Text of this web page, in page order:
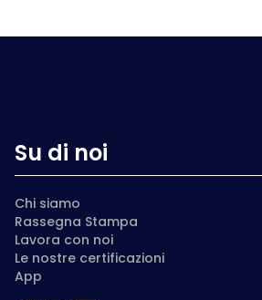
Su di noi
Chi siamo
Rassegna Stampa
Lavora con noi
Le nostre certificazioni
App